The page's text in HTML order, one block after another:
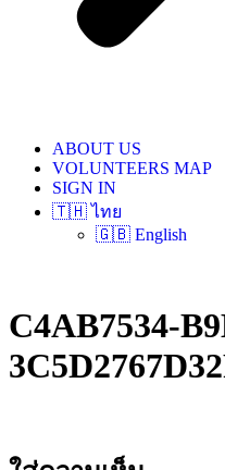
ABOUT US
VOLUNTEERS MAP
SIGN IN
🇹🇭 ไทย
🇬🇧 English
C4AB7534-